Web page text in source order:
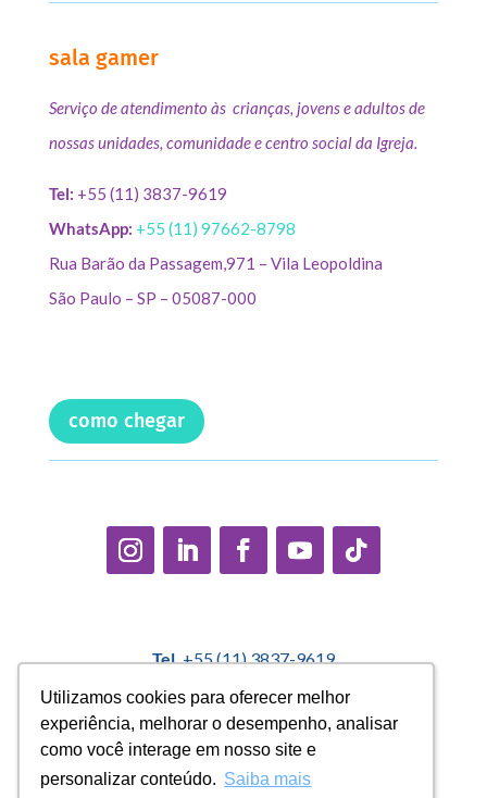
Utilizamos cookies para oferecer melhor
experiência, melhorar o desempenho, analisar
como você interage em nosso site e
personalizar conteúdo. Saiba mais
Utilizamos cookies para oferecer melhor
experiência, melhorar o desempenho, analisar
como você interage em nosso site e
personalizar conteúdo. Saiba mais
sala gamer
Serviço de atendimento às crianças, jovens e adultos de
nossas unidades, comunidade e centro social da Igreja.
Tel: +55 (11) 3837-9619
WhatsApp: +55 (11) 97662-8798
Rua Barão da Passagem,971 – Vila Leopoldina
São Paulo – SP – 05087-000
como chegar
Tel.+55 (11) 3837-9619
Política Interna de Proteção de Dados |Encarregado de
Dados: Marcelo Correa |
denuncias@casadopequenocidadao.org.br